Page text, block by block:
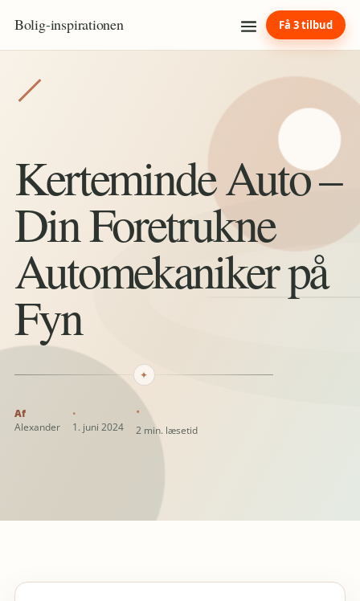
Bolig-inspirationen Få 3 tilbud
Kerteminde Auto –
Din Foretrukne
Automekaniker på
Fyn
✦
Alexander 1. juni 2024 2 min. læsetid